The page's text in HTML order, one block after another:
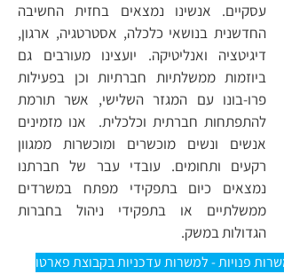
עסקיים. אנשינו נמצאים בחזית החשיבה
החדשנית בנושאי כלכלה, אסטרטגיה, ארגון,
דיגיטציה ואנליטיקה. יועצינו מעורבים גם
ביוזמות ממשלתיות חברתיות וכן בפעילות
פרו-בונו עם המגזר השלישי, אשר תורמת
להתפתחות חברתית וכלכלית. אנו מזמינים
אנשים ונשים מוכשרים ומוכשרות ממגוון
רקעים ותחומים. עובדי עבר של חברתנו
נמצאים כיום בתפקידי מפתח במשרדים
ממשלתיים או בתפקידי ניהול בחברות
הגדולות במשק.
משרות פנויות - למשרות עדכניות בקבוצת פארטו